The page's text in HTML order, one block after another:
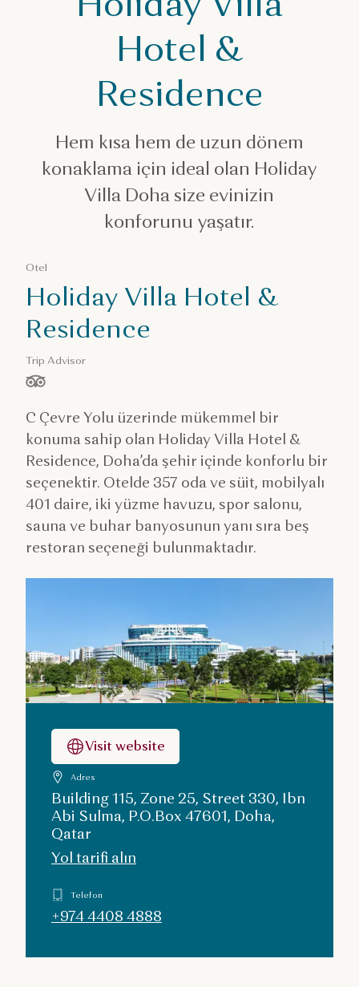
Holiday Villa Hotel & Residence
Hotel &
Residence
Hem kısa hem de uzun dönem
konaklama için ideal olan Holiday
Villa Doha size evinizin
konforunu yaşatır.
Otel
Holiday Villa Hotel &
Residence
Trip Advisor
/ 5 yıldız, ölçüt:
C Çevre Yolu üzerinde mükemmel bir
konuma sahip olan Holiday Villa Hotel &
Residence, Doha’da şehir içinde konforlu bir
seçenektir. Otelde 357 oda ve süit, mobilyalı
401 daire, iki yüzme havuzu, spor salonu,
sauna ve buhar banyosunun yanı sıra beş
restoran seçeneği bulunmaktadır.
Visit website
Adres
Building 115, Zone 25, Street 330, Ibn
Abi Sulma, P.O.Box 47601, Doha,
Qatar
Yol tarifi alın
Telefon
+974 4408 4888